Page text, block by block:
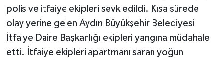
polis ve itfaiye ekipleri sevk edildi. Kısa sürede
olay yerine gelen Aydın Büyükşehir Belediyesi
İtfaiye Daire Başkanlığı ekipleri yangına müdahale
etti. İtfaiye ekipleri apartmanı saran yoğun